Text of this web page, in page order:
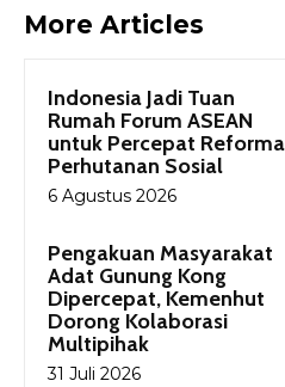
More Articles
Indonesia Jadi Tuan
Rumah Forum ASEAN
untuk Percepat
Perhutanan Sosial
6 Agustus 2026
Pengakuan Masyarakat
Adat Gunung Kong
Dipercepat, Kemenhut
Dorong Kolaborasi
Multipihak
31 Juli 2026